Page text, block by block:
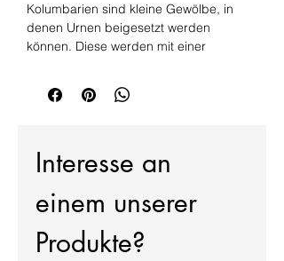
Kolumbarien sind kleine Gewölbe, in
denen Urnen beigesetzt werden
können. Diese werden mit einer
Gedenktafel dient. Auf unseren
Kolumbarienplatten lassen sich Initialien
Produkteigenschaften
Durch verschiedene
Friedhofsverordnungen ergeben sich
unterschiedliche Anforderungen an die
Abmaße. Wenn Sie das für sich
passende Format entschieden haben,
Interesse an
einem unserer
Produkte?